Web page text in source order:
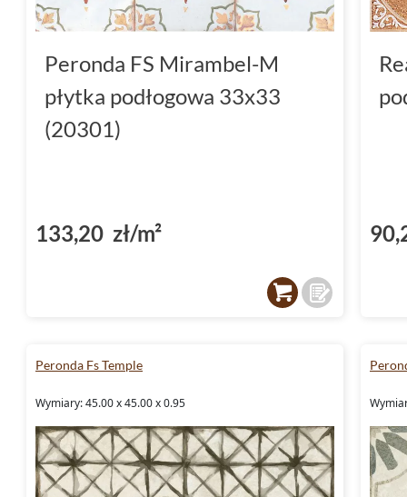
Peronda FS Mirambel-M
płytka podłogowa 33x33
(20301)
133,20 zł/m²
Peronda Fs Temple
Wymiary: 45.00 x 45.00 x 0.95